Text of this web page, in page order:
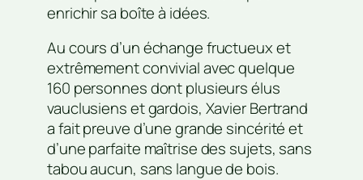
enrichir sa boîte à idées.
Au cours d’un échange fructueux et
extrêmement convivial avec quelque
160 personnes dont plusieurs élus
vauclusiens et gardois, Xavier Bertrand
a fait preuve d’une grande sincérité et
d’une parfaite maîtrise des sujets, sans
tabou aucun, sans langue de bois.